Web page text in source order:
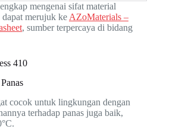
mengenai sifat material
dapat merujuk ke AZoMaterials –
, sumber terpercaya di bidang
410
cocok untuk lingkungan dengan
terhadap panas juga baik,